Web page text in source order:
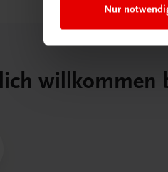
Nur
willkommen